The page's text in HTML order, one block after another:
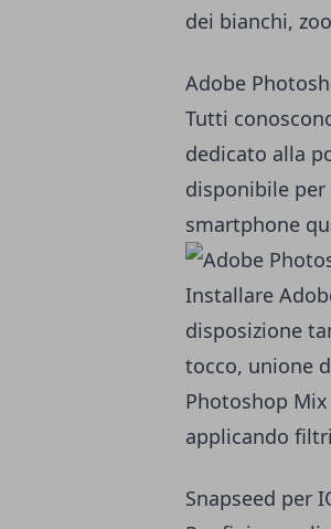
dei bianchi,
Adobe
Tutti
dedicato alla
disponibile
smartphone
Installare
disposizione
tocco, unione
Photoshop
applicando
Snapseed per